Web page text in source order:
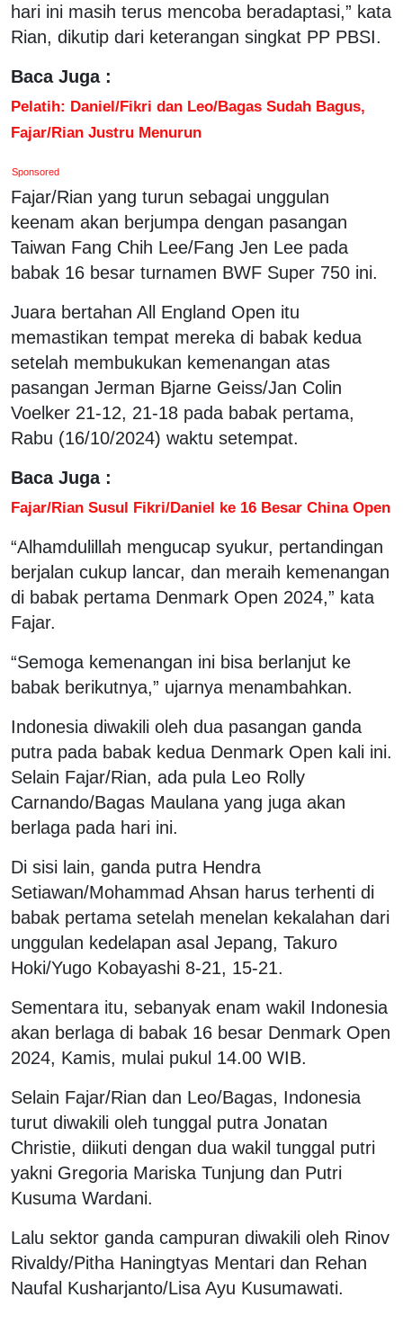
hari ini masih terus mencoba beradaptasi,” kata
Rian, dikutip dari keterangan singkat PP PBSI.
Baca Juga :
Pelatih: Daniel/Fikri dan Leo/Bagas Sudah Bagus,
Fajar/Rian Justru Menurun
Sponsored
Fajar/Rian yang turun sebagai unggulan
keenam akan berjumpa dengan pasangan
Taiwan Fang Chih Lee/Fang Jen Lee pada
babak 16 besar turnamen BWF Super 750 ini.
Juara bertahan All England Open itu
memastikan tempat mereka di babak kedua
setelah membukukan kemenangan atas
pasangan Jerman Bjarne Geiss/Jan Colin
Voelker 21-12, 21-18 pada babak pertama,
Rabu (16/10/2024) waktu setempat.
Baca Juga :
Fajar/Rian Susul Fikri/Daniel ke 16 Besar China Open
“Alhamdulillah mengucap syukur, pertandingan
berjalan cukup lancar, dan meraih kemenangan
di babak pertama Denmark Open 2024,” kata
Fajar.
“Semoga kemenangan ini bisa berlanjut ke
babak berikutnya,” ujarnya menambahkan.
Indonesia diwakili oleh dua pasangan ganda
putra pada babak kedua Denmark Open kali ini.
Selain Fajar/Rian, ada pula Leo Rolly
Carnando/Bagas Maulana yang juga akan
berlaga pada hari ini.
Di sisi lain, ganda putra Hendra
Setiawan/Mohammad Ahsan harus terhenti di
babak pertama setelah menelan kekalahan dari
unggulan kedelapan asal Jepang, Takuro
Hoki/Yugo Kobayashi 8-21, 15-21.
Sementara itu, sebanyak enam wakil Indonesia
akan berlaga di babak 16 besar Denmark Open
2024, Kamis, mulai pukul 14.00 WIB.
Selain Fajar/Rian dan Leo/Bagas, Indonesia
turut diwakili oleh tunggal putra Jonatan
Christie, diikuti dengan dua wakil tunggal putri
yakni Gregoria Mariska Tunjung dan Putri
Kusuma Wardani.
Lalu sektor ganda campuran diwakili oleh Rinov
Rivaldy/Pitha Haningtyas Mentari dan Rehan
Naufal Kusharjanto/Lisa Ayu Kusumawati.